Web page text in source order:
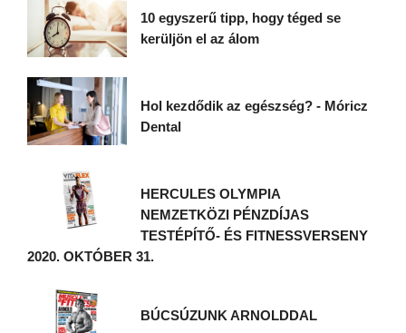
10 egyszerű tipp, hogy téged se
kerüljön el az álom
Hol kezdődik az egészség? - Móricz
Dental
HERCULES OLYMPIA
NEMZETKÖZI PÉNZDÍJAS
TESTÉPÍTŐ- ÉS FITNESSVERSENY
2020. OKTÓBER 31.
BÚCSÚZUNK ARNOLDDAL